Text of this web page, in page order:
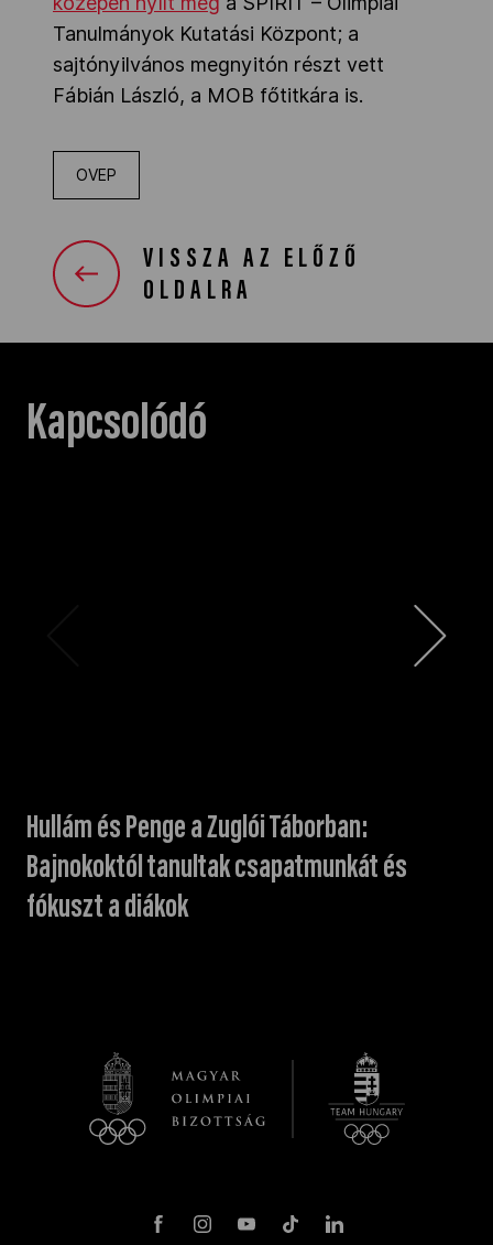
Tanulmányok Kutatási Központ; a
sajtónyilvános megnyitón részt vett
Fábián László, a MOB főtitkára is.
OVEP
VISSZA AZ ELŐZŐ
OLDALRA
Kapcsolódó
Hullám és Penge a Zuglói Táborban:
Bajnokoktól tanultak csapatmunkát és
fókuszt a diákok